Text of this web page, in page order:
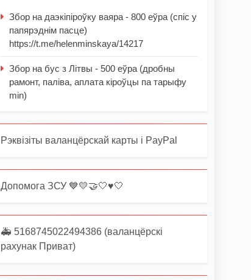
Збор на даэкіпіроўку ваяра - 800 еўра (спіс у
папярэднім пасце)
https://t.me/helenminskaya/14217
Збор на бус з Літвы - 500 еўра (дробны
рамонт, паліва, аплата кіроўцы па тарыфу
min)
Рэквізіты валанцёрскай карты і PayPal
Допомога ЗСУ 💙💛🤝🤍♥️🤍
🚑 5168745022494386 (валанцёрскі
рахунак Приват)